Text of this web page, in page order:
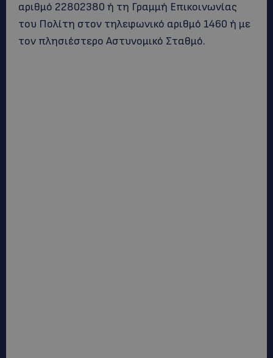
αριθμό 22802380 ή τη Γραμμή Επικοινωνίας
του Πολίτη στον τηλεφωνικό αριθμό 1460 ή με
τον πλησιέστερο Αστυνομικό Σταθμό.